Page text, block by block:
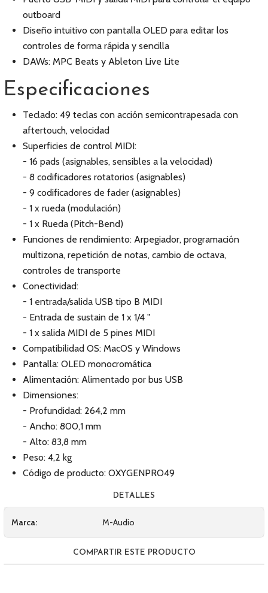
outboard
Diseño intuitivo con pantalla OLED para editar los
controles de forma rápida y sencilla
DAWs: MPC Beats y Ableton Live Lite
Especificaciones
Teclado: 49 teclas con acción semicontrapesada con
aftertouch, velocidad
Superficies de control MIDI:
- 16 pads (asignables, sensibles a la velocidad)
- 8 codificadores rotatorios (asignables)
- 9 codificadores de fader (asignables)
- 1 x rueda (modulación)
- 1 x Rueda (Pitch-Bend)
Funciones de rendimiento: Arpegiador, programación
multizona, repetición de notas, cambio de octava,
controles de transporte
Conectividad:
- 1 entrada/salida USB tipo B MIDI
- Entrada de sustain de 1 x 1/4 "
- 1 x salida MIDI de 5 pines MIDI
Compatibilidad OS: MacOS y Windows
Pantalla: OLED monocromática
Alimentación: Alimentado por bus USB
Dimensiones:
- Profundidad: 264,2 mm
- Ancho: 800,1 mm
- Alto: 83,8 mm
Peso: 4,2 kg
Código de producto: OXYGENPRO49
DETALLES
Marca: M-Audio
COMPARTIR ESTE PRODUCTO